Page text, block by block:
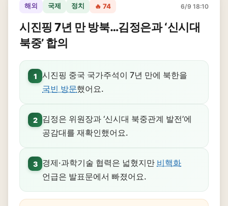
해외 국제 정치 🔥 74 6/9 18:10
시진핑 7년 만 방북…김정은과 ‘신시대
북중’ 합의
1
시진핑 중국 국가주석이 7년 만에 북한을
국빈 방문했어요.
2
김정은 위원장과 ‘신시대 북중관계 발전’에
공감대를 재확인했어요.
3 경제·과학기술 협력은 넓혔지만 비핵화
언급은 발표문에서 빠졌어요.